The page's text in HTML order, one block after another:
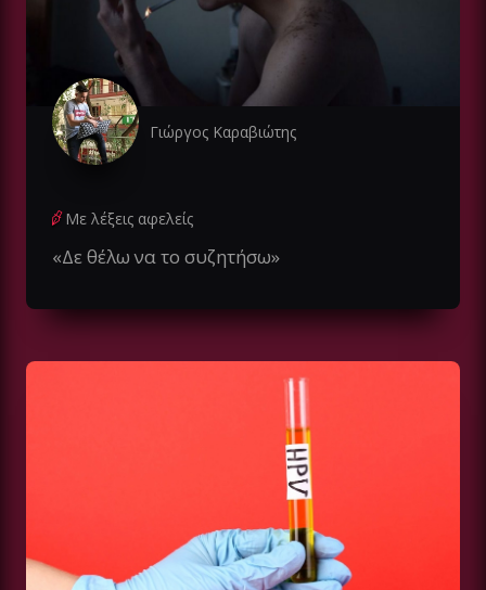
Γιώργος Καραβιώτης
Με λέξεις αφελείς
«Δε θέλω να το συζητήσω»